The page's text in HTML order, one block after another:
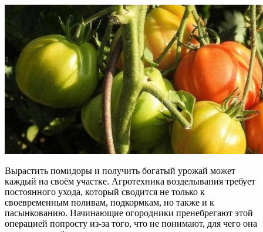
и
как
правильно
пасынковать
томаты
в
открытом
Вырастить помидоры и получить богатый урожай может
каждый на своём участке. Агротехника возделывания требует
постоянного ухода, который сводится не только к
своевременным поливам, подкормкам, но также и к
пасынкованию. Начинающие огородники пренебрегают этой
операцией попросту из-за того, что не понимают, для чего она